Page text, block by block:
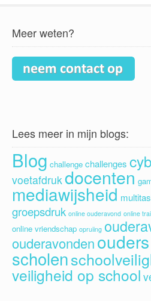
Meer weten?
Lees meer in mijn blogs:
Blog challenge challenges
voetafdrukdocenten
mediawijsheid
groepsdruk online ouderavond online
online vriendschap opruiing
ouderavondenouders
scholen
veiligheid op school